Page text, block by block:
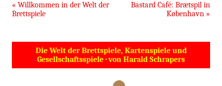
Beitragsnavigation
« Willkommen in der Welt der
Brettspiele
Bastard Café: Brætspil in
København »
Die Welt der Brettspiele, Kartenspiele und
Gesellschaftsspiele · von Harald Schrapers